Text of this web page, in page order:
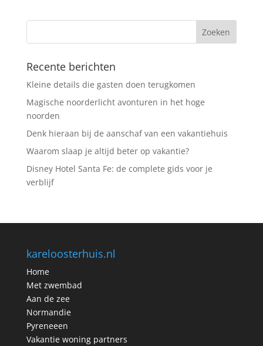
Recente berichten
Kleine details die gasten doen terugkomen
Magische noorderlicht avonturen in het hoge
noorden
Denk hieraan bij de aanschaf van een vakantiehuis
Waarom slaap je altijd beter op vakantie?
Disney Hotel Santa Fe: de complete gids voor je
verblijf
kareloosterhuis.nl
Home
Met zwembad
Aan de zee
Normandie
Pyreneeen
Vakantie woning partners